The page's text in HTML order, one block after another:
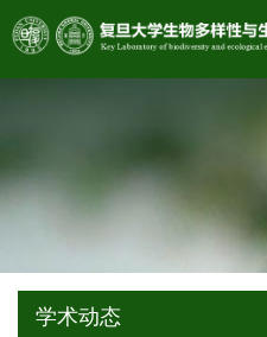
学术动态